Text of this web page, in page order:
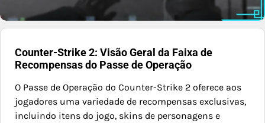
Counter-Strike 2: Visão Geral da Faixa de
Recompensas do Passe de Operação
O Passe de Operação do Counter-Strike 2 oferece aos
jogadores uma variedade de recompensas exclusivas,
incluindo itens do jogo, skins de personagens e